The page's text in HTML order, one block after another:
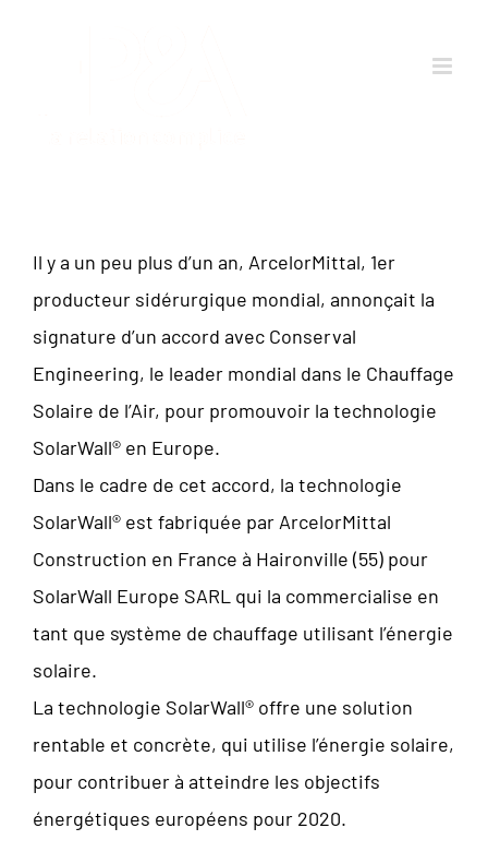
Il y a un peu plus d’un an, ArcelorMittal, 1er
producteur sidérurgique mondial, annonçait la
signature d’un accord avec Conserval
Engineering, le leader mondial dans le Chauffage
Solaire de l’Air, pour promouvoir la technologie
SolarWall® en Europe.
Dans le cadre de cet accord, la technologie
SolarWall® est fabriquée par ArcelorMittal
Construction en France à Haironville (55) pour
SolarWall Europe SARL qui la commercialise en
tant que système de chauffage utilisant l’énergie
solaire.
La technologie SolarWall® offre une solution
rentable et concrète, qui utilise l’énergie solaire,
pour contribuer à atteindre les objectifs
énergétiques européens pour 2020.